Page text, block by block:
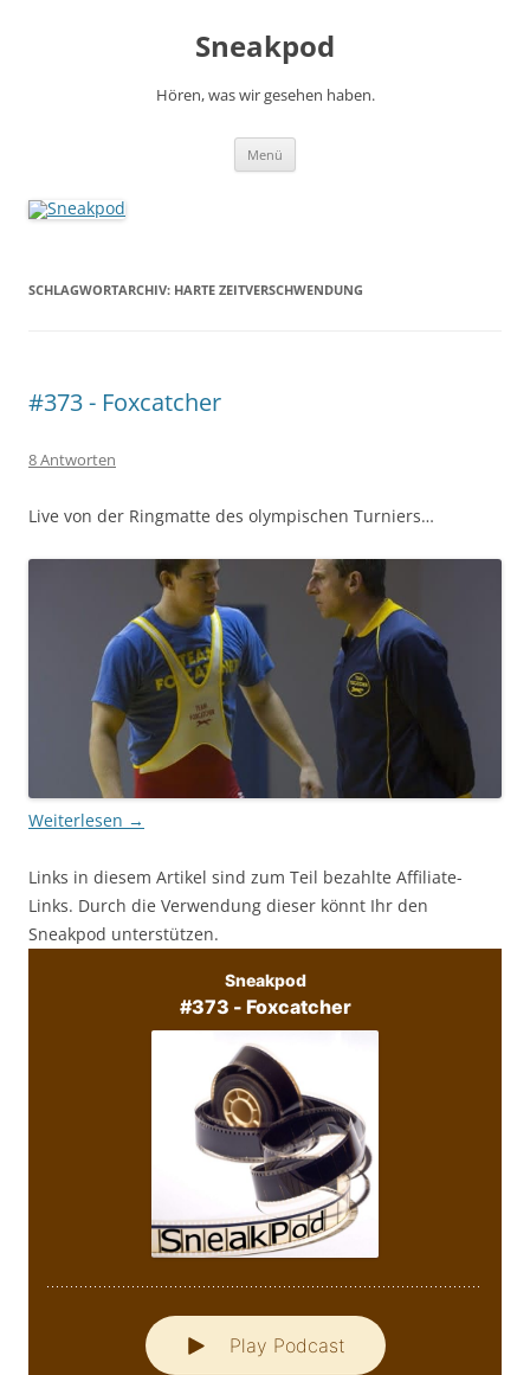
Sneakpod
Hören, was wir gesehen haben.
Menü
SCHLAGWORTARCHIV: HARTE ZEITVERSCHWENDUNG
#373 - Foxcatcher
8 Antworten
Live von der Ringmatte des olympischen Turniers…
Weiterlesen →
Links in diesem Artikel sind zum Teil bezahlte Affiliate-
Links. Durch die Verwendung dieser könnt Ihr den
Sneakpod unterstützen.